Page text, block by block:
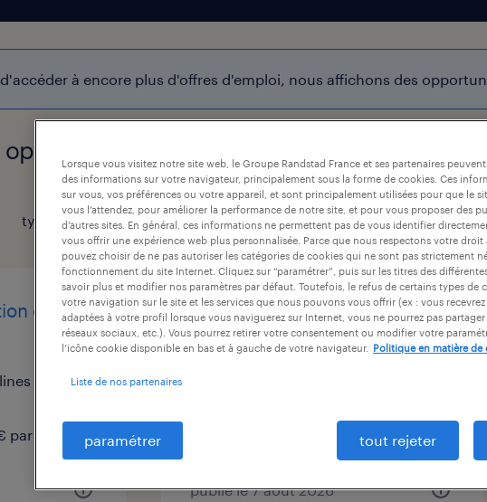
à encore plus d'offres d'emploi, nous affichons des
Dreux, Eure-et-Loir
type de contrat durée du contrat niveau
cn
année
opérateur régleur (f/h)
chartres, eure-et-loir
publié le 7 août 2026
Lorsque vous visitez notre site web, le Groupe Randstad France et ses partenaires
des informations sur votre navigateur, principalement sous la forme de cookies. Ces
sur vous, vos préférences ou votre appareil, et sont principalement utilisées pour que le
vous l’attendez, pour améliorer la performance de notre site, et pour vous proposer des
d’autres sites. En général, ces informations ne permettent pas de vous identifier
vous offrir une expérience web plus personnalisée. Parce que nous respectons votre droit
pouvez choisir de ne pas autoriser les catégories de cookies qui ne sont pas strictement
fonctionnement du site Internet. Cliquez sur “paramétrer”, puis sur les titres des
savoir plus et modifier nos paramètres par défaut. Toutefois, le refus de certains types de
votre navigation sur le site et les services que nous pouvons vous offrir (ex : vous
adaptées à votre profil lorsque vous naviguerez sur Internet, vous ne pourrez pas
réseaux sociaux, etc.). Vous pourrez retirer votre consentement ou modifier votre
l’icône cookie disponible en bas et à gauche de votre navigateur.
Politique en matière de
Liste de nos partenaires
paramétrer tout rejeter